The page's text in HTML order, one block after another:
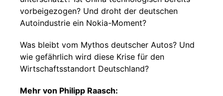
vorbeigezogen? Und droht der deutschen
Autoindustrie ein Nokia-Moment?
Was bleibt vom Mythos deutscher Autos? Und
wie gefährlich wird diese Krise für den
Wirtschaftsstandort Deutschland?
Mehr von Philipp Raasch: